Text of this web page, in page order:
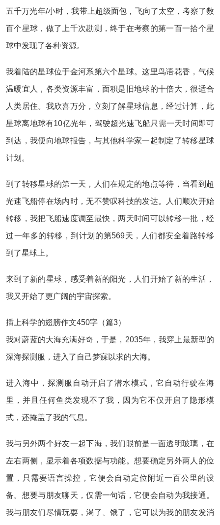
五千万光年/小时，我带上超级面包，飞向了太空，考察了数
百个星球，做了上千次勘测，终于在考察的第一百一拾个星
球中发现了各种资源。
我着陆的星球位于金河系第六个星球。这里鸟语花香，气候
温暖宜人，各类资源丰富，面积是旧地球的十倍大，很适合
人类居住。我欣喜万分，立刻了解星球信息，经过计算，此
星球离地球有10亿光年，驾驶超光速飞船只需一天时间即可
到达，我便向地球报告，与其他科学家一起制定了转移星球
计划。
到了转移星球的第一天，人们在规定的地点等待，当看到超
光速飞船停在场内时，无不赞叹科技的发达。人们顺次开始
转移，我把飞船速度调至最快，两天时间可以转移一批，经
过一年多的转移，到计划的第569天，人们都安全着路转移
到了星球上。
来到了新的星球，感受着新的阳光，人们开始了新的生活，
我又开始了更广阔的宇宙探索。
插上科学的翅膀作文450字（篇3）
我对蔚蓝的大海充满好奇，于是，2035年，我穿上最新型的
深海探测服，进入了自己梦寐以求的大海。
进入海中，探测服自动开启了潜水模式，它自动行驶在海
里，并且任何鱼类发现不了我，因为它不仅开启了隐形模
式，还掩盖了我的气息。
我与另外两个好友一起下海，我们眼前是一面透明玻璃，在
左右两侧，显示着各项数据与功能。想要确定另外两人的位
置，只需要语言操控，它便会自动定位附近一百公里的设
备。想要与朋友聊天，仅需一句话，它便会自动为我接通。
我与朋友们尽情玩耍，渴了、饿了，它可以为我的朋友发消